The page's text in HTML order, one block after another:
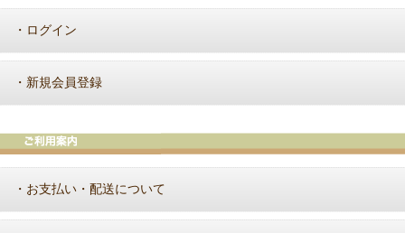
・ ログイン
・ 新規会員登録
・ お支払い・配送について